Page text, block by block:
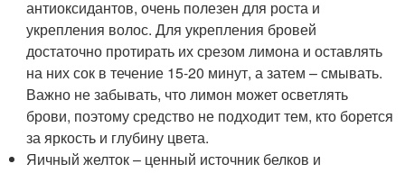
антиоксидантов, очень полезен для роста и
укрепления волос. Для укрепления бровей
достаточно протирать их срезом лимона и оставлять
на них сок в течение 15-20 минут, а затем – смывать.
Важно не забывать, что лимон может осветлять
брови, поэтому средство не подходит тем, кто борется
за яркость и глубину цвета.
Яичный желток – ценный источник белков и